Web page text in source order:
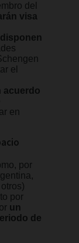
del
visa
el
acuerdo
en
por
por
un
de